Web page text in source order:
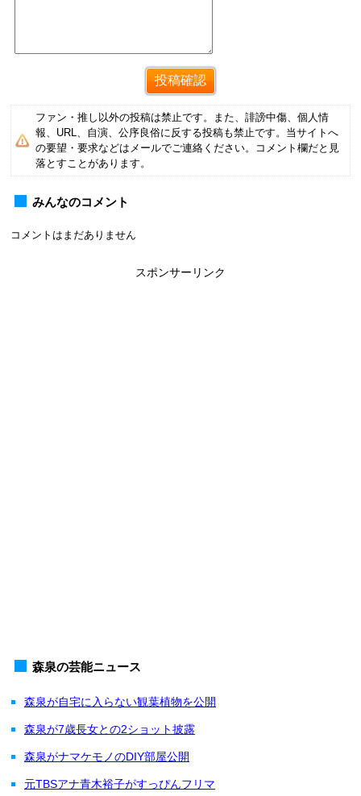
ファン・推し以外の投稿は禁止です。また、誹謗中傷、個人情
報、URL、自演、公序良俗に反する投稿も禁止です。当サイトへ
の要望・要求などはメールでご連絡ください。コメント欄だと見
落とすことがあります。
みんなのコメント
コメントはまだありません
スポンサーリンク
森泉の芸能ニュース
森泉が自宅に入らない観葉植物を公開
森泉が7歳長女との2ショット披露
森泉がナマケモノのDIY部屋公開
元TBSアナ青木裕子がすっぴんフリマ